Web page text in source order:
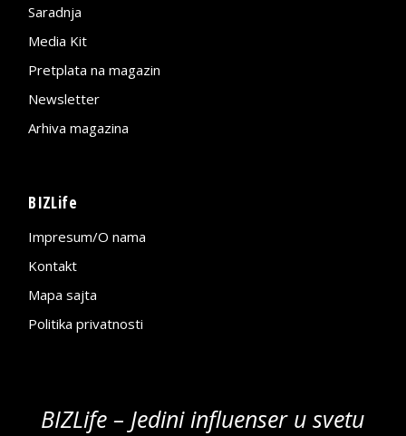
Saradnja
Media Kit
Pretplata na magazin
Newsletter
Arhiva magazina
BIZLife
Impresum/O nama
Kontakt
Mapa sajta
Politika privatnosti
BIZLife – Jedini influenser u svetu